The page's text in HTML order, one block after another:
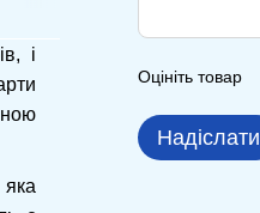
і
Оцініть товар
Надіслати